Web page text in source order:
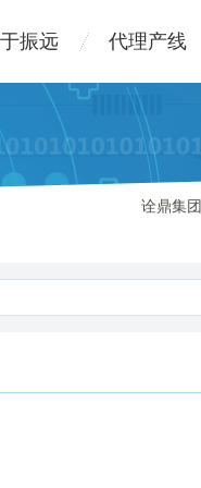
振远 代理产线
诠鼎集团